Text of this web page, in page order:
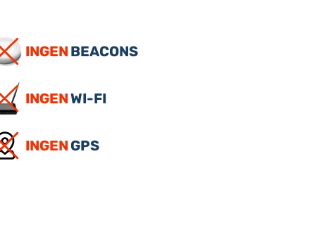
INGEN BEACONS
INGENWI-FI
INGEN GPS